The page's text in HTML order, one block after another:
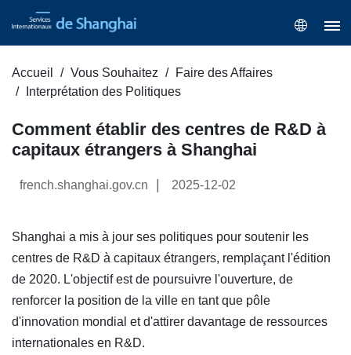
Accueil Vous Souhaitez
Faire des Affaires
Interprétation des Politiques
Comment établir des centres de R&D à
capitaux étrangers à Shanghai
french.shanghai.gov.cn 2025-12-02
Shanghai a mis à jour ses politiques pour soutenir les
centres de R&D à capitaux étrangers, remplaçant l'édition
de 2020. L'objectif est de poursuivre l'ouverture, de
renforcer la position de la ville en tant que pôle
d'innovation mondial et d'attirer davantage de ressources
internationales en R&D.